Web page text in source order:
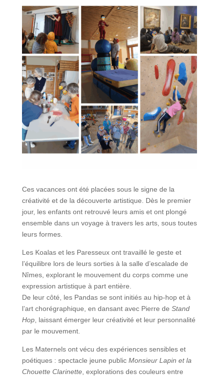
Ces vacances ont été placées sous le signe de la
créativité et de la découverte artistique. Dès le premier
jour, les enfants ont retrouvé leurs amis et ont plongé
ensemble dans un voyage à travers les arts, sous toutes
leurs formes.
Les Koalas et les Paresseux ont travaillé le geste et
l’équilibre lors de leurs sorties à la salle d’escalade de
Nîmes, explorant le mouvement du corps comme une
expression artistique à part entière.
De leur côté, les Pandas se sont initiés au hip-hop et à
l’art chorégraphique, en dansant avec Pierre de Stand
Hop, laissant émerger leur créativité et leur personnalité
par le mouvement.
Les Maternels ont vécu des expériences sensibles et
poétiques : spectacle jeune public Monsieur Lapin et la
Chouette Clarinette, explorations des couleurs entre